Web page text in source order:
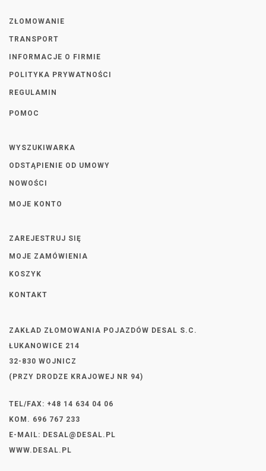
ZŁOMOWANIE
TRANSPORT
INFORMACJE O FIRMIE
POLITYKA PRYWATNOŚCI
REGULAMIN
POMOC
WYSZUKIWARKA
ODSTĄPIENIE OD UMOWY
NOWOŚCI
MOJE KONTO
ZAREJESTRUJ SIĘ
MOJE ZAMÓWIENIA
KOSZYK
KONTAKT
ZAKŁAD ZŁOMOWANIA POJAZDÓW DESAL S.C.
ŁUKANOWICE 214
32-830 WOJNICZ
(PRZY DRODZE KRAJOWEJ NR 94)
TEL/FAX: +48 14 634 04 06
KOM. 696 767 233
E-MAIL: DESAL@DESAL.PL
WWW.DESAL.PL